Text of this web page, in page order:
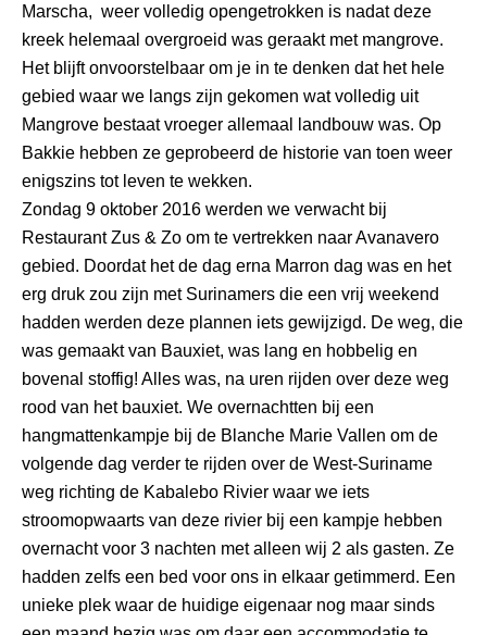
Marscha, weer volledig opengetrokken is nadat deze
kreek helemaal overgroeid was geraakt met mangrove.
Het blijft onvoorstelbaar om je in te denken dat het hele
gebied waar we langs zijn gekomen wat volledig uit
Mangrove bestaat vroeger allemaal landbouw was. Op
Bakkie hebben ze geprobeerd de historie van toen weer
enigszins tot leven te wekken.
Zondag 9 oktober 2016 werden we verwacht bij
Restaurant Zus & Zo om te vertrekken naar Avanavero
gebied. Doordat het de dag erna Marron dag was en het
erg druk zou zijn met Surinamers die een vrij weekend
hadden werden deze plannen iets gewijzigd. De weg, die
was gemaakt van Bauxiet, was lang en hobbelig en
bovenal stoffig! Alles was, na uren rijden over deze weg
rood van het bauxiet. We overnachtten bij een
hangmattenkampje bij de Blanche Marie Vallen om de
volgende dag verder te rijden over de West-Suriname
weg richting de Kabalebo Rivier waar we iets
stroomopwaarts van deze rivier bij een kampje hebben
overnacht voor 3 nachten met alleen wij 2 als gasten. Ze
hadden zelfs een bed voor ons in elkaar getimmerd. Een
unieke plek waar de huidige eigenaar nog maar sinds